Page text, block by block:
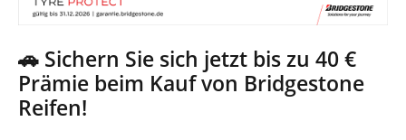
🚗 Sichern Sie sich jetzt bis zu 40 €
Prämie beim Kauf von Bridgestone
Reifen!